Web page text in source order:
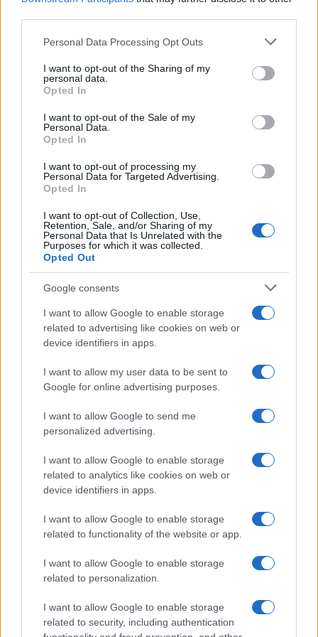
Please note that this website/app uses one or more Google
not limited to your visit or usage behaviour. You may click to
grant or deny consent to Google and its third-party tags to
use your data for below specified purposes in below Google
consent section.
Personal Data Processing Opt Outs
I want to opt-out of the Sharing of my
personal data.
Opted In
I want to opt-out of the Sale of my
Personal Data.
Opted In
I want to opt-out of processing my
Personal Data for Targeted Advertising.
Opted In
I want to opt-out of Collection, Use,
Retention, Sale, and/or Sharing of my
Personal Data that Is Unrelated with the
Purposes for which it was collected.
Opted Out
Google consents
I want to allow Google to enable storage
related to advertising like cookies on web or
device identifiers in apps.
I want to allow my user data to be sent to
Google for online advertising purposes.
I want to allow Google to send me
personalized advertising.
I want to allow Google to enable storage
related to analytics like cookies on web or
device identifiers in apps.
I want to allow Google to enable storage
related to functionality of the website or app.
I want to allow Google to enable storage
related to personalization.
I want to allow Google to enable storage
related to security, including authentication
Arra a kérdésre is választ ad a könyv, hogy a Kispál és a Borz
miként vált az ország vezető zenekarává.
Hangfoglaló Program: klubtámogatás ötödször
Ötödik alkalommal hirdeti meg a Hangfoglaló Program
könnyűzenei koncerthelyszíneknek szóló pályázatát a
keretösszeg 210 millió forint.
HÍRLEVÉL
E-mail cím